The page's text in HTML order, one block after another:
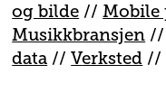
og bilde //Mobile
Musikkbransjen //
data //Verksted //